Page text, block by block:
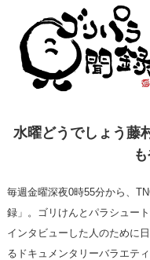
水曜どうでしょう藤
毎週金曜深夜0時55分から、
録」。ゴリけんとパラシュー
インタビューした人のために
るドキュメンタリーバラエテ